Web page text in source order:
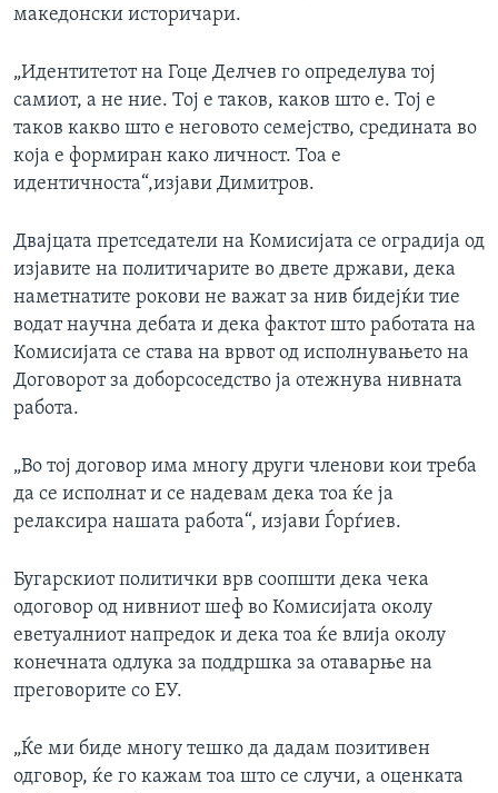
македонски историчари.
„Идентитетот на Гоце Делчев го определува тој
самиот, а не ние. Тој е таков, каков што е. Тој е
таков какво што е неговото семејство, средината во
која е формиран како личност. Тоа е
идентичноста“,изјави Димитров.
Двајцата претседатели на Комисијата се оградија од
изјавите на политичарите во двете држави, дека
наметнатите рокови не важат за нив бидејќи тие
водат научна дебата и дека фактот што работата на
Комисијата се става на врвот од исполнувањето на
Договорот за доборсоседство ја отежнува нивната
работа.
„Во тој договор има многу други членови кои треба
да се исполнат и се надевам дека тоа ќе ја
релаксира нашата работа“, изјави Ѓорѓиев.
Бугарскиот политички врв соопшти дека чека
одоговор од нивниот шеф во Комисијата околу
еветуалниот напредок и дека тоа ќе влија околу
конечната одлука за поддршка за отаварње на
преговорите со ЕУ.
„Ќе ми биде многу тешко да дадам позитивен
одговор, ќе го кажам тоа што се случи, а оценката